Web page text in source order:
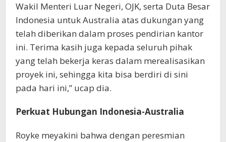
Wakil Menteri Luar Negeri, OJK, serta Duta Besar
Indonesia untuk Australia atas dukungan yang
telah diberikan dalam proses pendirian kantor
ini. Terima kasih juga kepada seluruh pihak
yang telah bekerja keras dalam merealisasikan
proyek ini, sehingga kita bisa berdiri di sini
pada hari ini,” ucap dia.
Perkuat Hubungan Indonesia-Australia
Royke meyakini bahwa dengan peresmian